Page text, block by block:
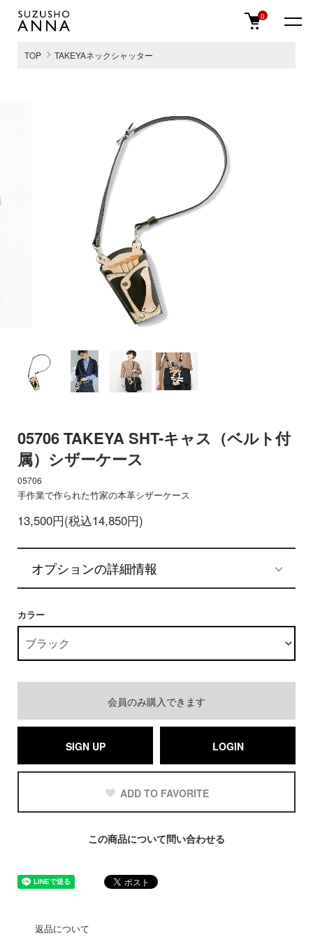
0
TOP TAKEYAネックシャッター
05706 TAKEYA SHT-キャス（ベルト付
属）シザーケース
05706
手作業で作られた竹家の本革シザーケース
13,500円(税込14,850円)
オプションの詳細情報
カラー
会員のみ購入できます
SIGN UP LOGIN
ADD TO FAVORITE
この商品について問い合わせる
返品について